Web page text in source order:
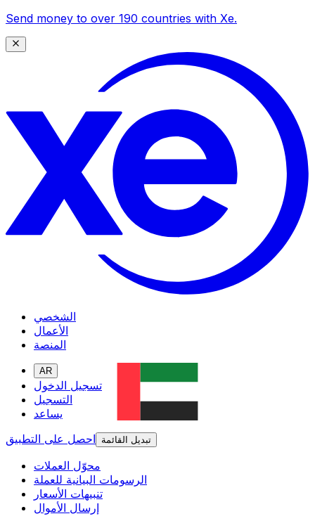
Send money to over 190 countries with Xe.
الشخصي
الأعمال
المنصة
AR
تسجيل الدخول
التسجيل
يساعد
احصل على التطبيق
تبديل القائمة
محوّل العملات
الرسومات البيانية للعملة
تنبيهات الأسعار
إرسال الأموال